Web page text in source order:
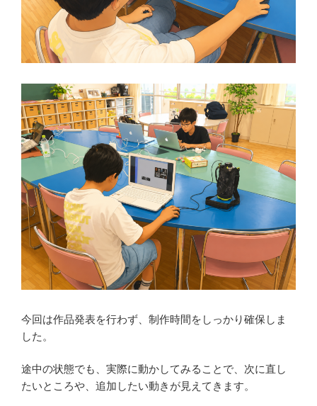
今回は作品発表を行わず、制作時間をしっかり確保しま
した。
途中の状態でも、実際に動かしてみることで、次に直し
たいところや、追加したい動きが見えてきます。